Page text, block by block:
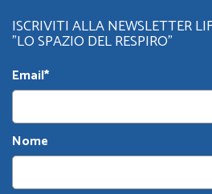
ISCRIVITI ALLA NEWSLETTER
"LO SPAZIO DEL RESPIRO"
Email*
Nome